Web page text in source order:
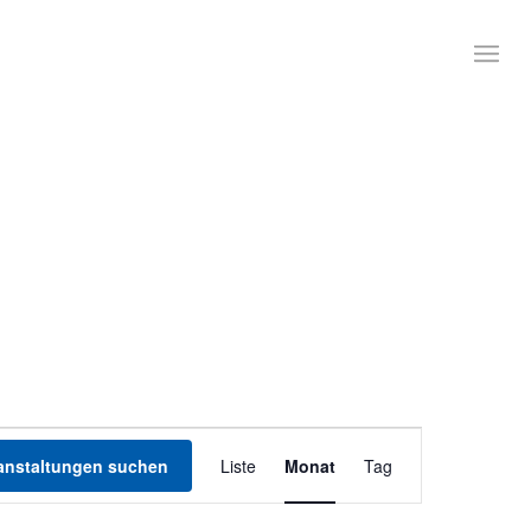
suchen
Veranstaltung
Ansichten-
Navigation
Liste Monat Tag